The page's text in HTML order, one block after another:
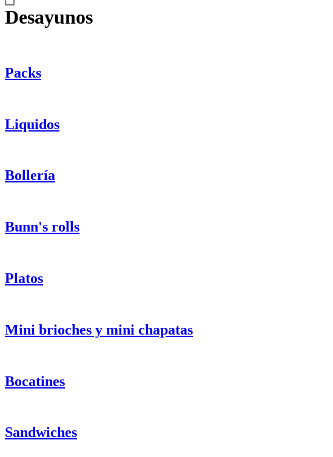
Desayunos
Packs
Liquidos
Bollería
Bunn's rolls
Platos
Mini brioches y mini chapatas
Bocatines
Sandwiches